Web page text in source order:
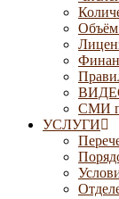
Объём
СМИ
УСЛУГИ